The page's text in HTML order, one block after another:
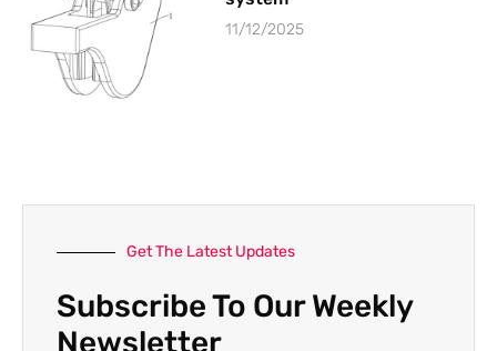
11/12/2025
Get The Latest Updates
Subscribe To Our Weekly
Newsletter